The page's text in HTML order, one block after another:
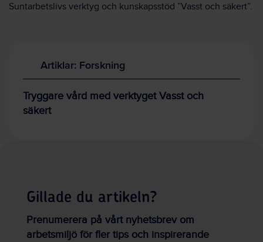
Suntarbetslivs verktyg och kunskapsstöd ”Vasst och säkert”.
Artiklar: Forskning
Tryggare vård med verktyget Vasst och
säkert
Gillade du artikeln?
Prenumerera på vårt nyhetsbrev om
arbetsmiljö för fler tips och inspirerande